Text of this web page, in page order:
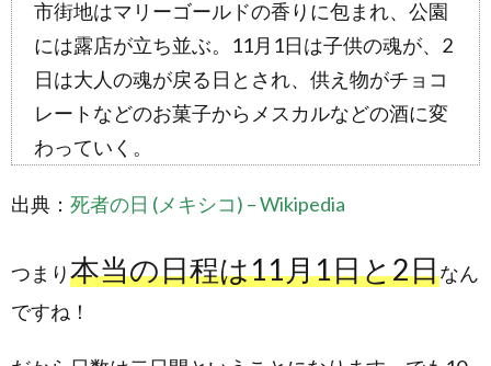
市街地はマリーゴールドの香りに包まれ、公園
には露店が立ち並ぶ。11月1日は子供の魂が、2
日は大人の魂が戻る日とされ、供え物がチョコ
レートなどのお菓子からメスカルなどの酒に変
わっていく。
出典： 死者の日 (メキシコ) – Wikipedia
つまり本当の日程は11月1日と2日なん
ですね！